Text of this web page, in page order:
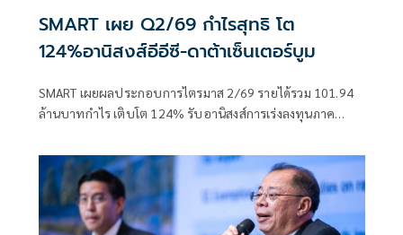
SMART เผย Q2/69 กำไรสุทธิ โต
124%อานิสงส์อีอีซี-ดาต้าเซ็นเตอร์บูม
SMART เผยผลประกอบการไตรมาส 2/69 รายได้รวม 101.94
ล้านบาทกำไร เติบโต 124% รับอานิสงส์การเร่งลงทุนภาค